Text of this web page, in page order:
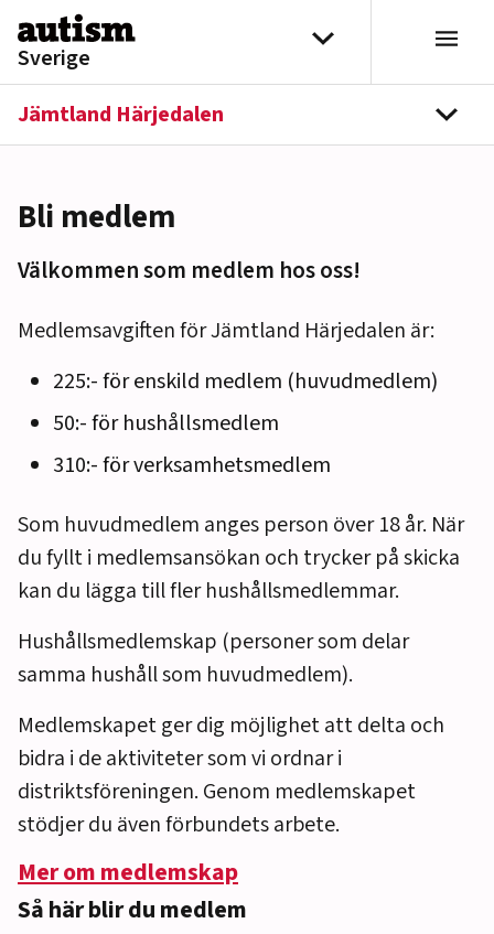
Hoppa till innehåll
Sverige
Välj distrikt
Jämtland Härjedalen
Bli medlem
Välkommen som medlem hos oss!
Medlemsavgiften för Jämtland Härjedalen är:
225:- för enskild medlem (huvudmedlem)
50:- för hushållsmedlem
310:- för verksamhetsmedlem
Som huvudmedlem anges person över 18 år. När
du fyllt i medlemsansökan och trycker på skicka
kan du lägga till fler hushållsmedlemmar.
Hushållsmedlemskap (personer som delar
samma hushåll som huvudmedlem).
Medlemskapet ger dig möjlighet att delta och
bidra i de aktiviteter som vi ordnar i
distriktsföreningen. Genom medlemskapet
stödjer du även förbundets arbete.
Mer om medlemskap
Så här blir du medlem